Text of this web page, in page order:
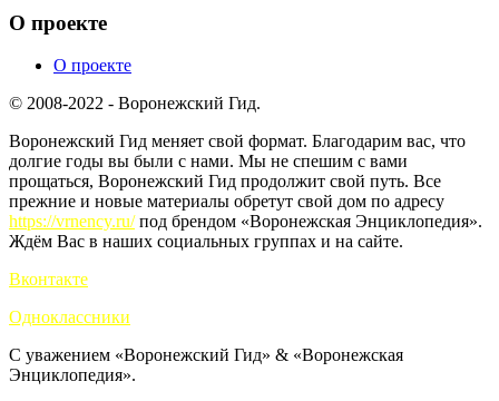
О проекте
О проекте
© 2008-2022 - Воронежский Гид.
Воронежский Гид меняет свой формат. Благодарим вас, что
долгие годы вы были с нами. Мы не спешим с вами
прощаться, Воронежский Гид продолжит свой путь. Все
прежние и новые материалы обретут свой дом по адресу
https://vrnency.ru/под брендом «Воронежская Энциклопедия».
Ждём Вас в наших социальных группах и на сайте.
Вконтакте
Одноклассники
С уважением «Воронежский Гид» & «Воронежская
Энциклопедия».